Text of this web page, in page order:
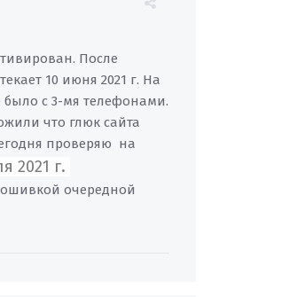
После
10 июня 2021 г. На
было с 3-мя телефонами.
что глюк сайта
проверяю на
2021 г.
очередной